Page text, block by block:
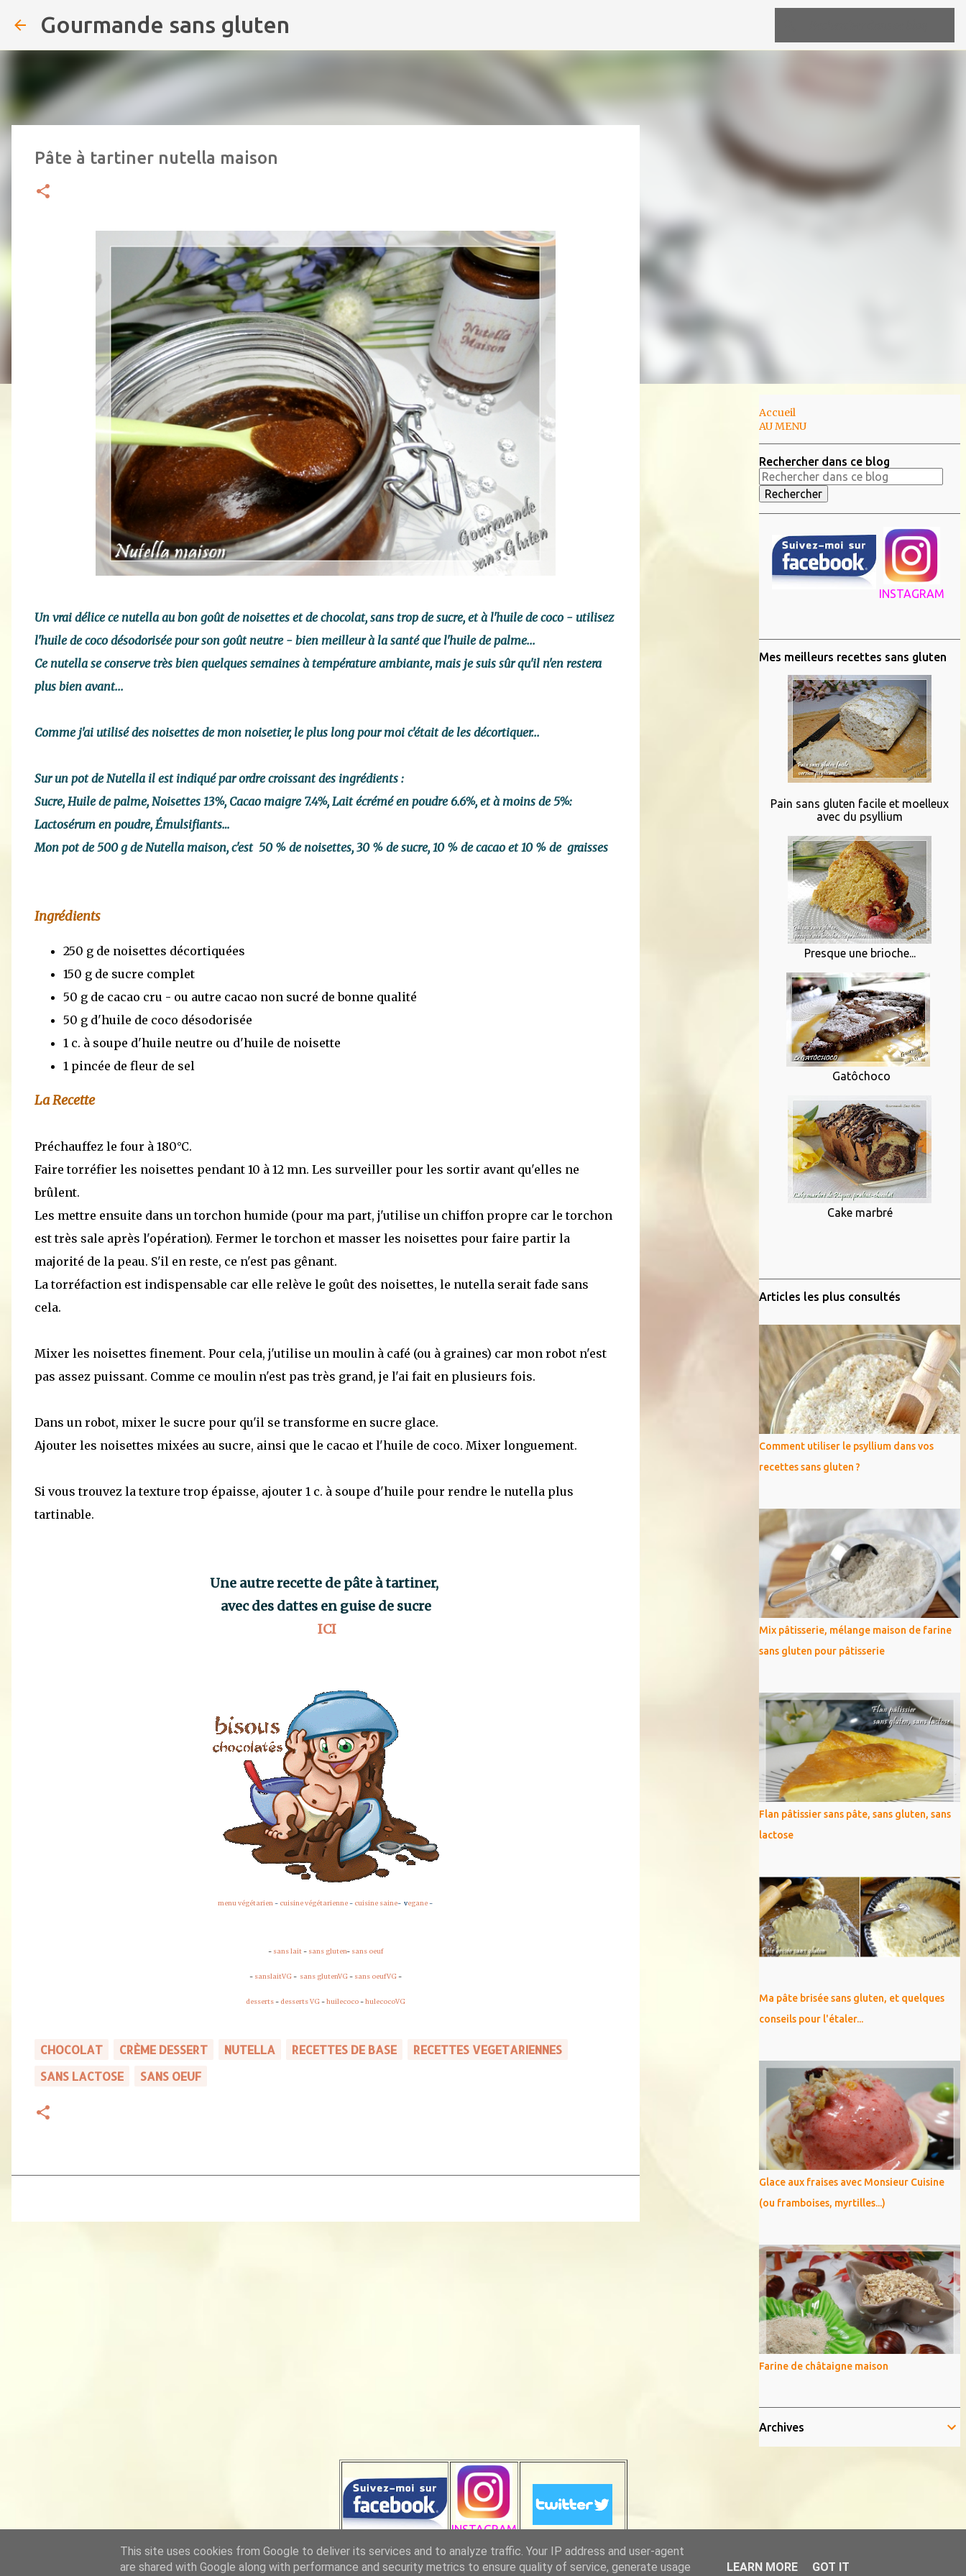
Gourmande sans gluten
Pâte à tartiner nutella maison
Un vrai délice ce nutella au bon goût de noisettes et de chocolat, sans trop de sucre, et à l'huile de coco - utilisez
l'huile de coco désodorisée pour son goût neutre - bien meilleur à la santé que l'huile de palme...
Ce nutella se conserve très bien quelques semaines à température ambiante, mais je suis sûr qu'il n'en restera
plus bien avant...
Comme j'ai utilisé des noisettes de mon noisetier, le plus long pour moi c'était de les décortiquer...
Sur un pot de Nutella il est indiqué par ordre croissant des ingrédients :
Sucre, Huile de palme, Noisettes 13%, Cacao maigre 7.4%, Lait écrémé en poudre 6.6%, et à moins de 5%:
Lactosérum en poudre, Émulsifiants…
Mon pot de 500 g de Nutella maison, c'est 50 % de noisettes, 30 % de sucre, 10 % de cacao et 10 % de graisses
Ingrédients
250 g de noisettes décortiquées
150 g de sucre complet
50 g de cacao cru - ou autre cacao non sucré de bonne qualité
50 g d'huile de coco désodorisée
1 c. à soupe d'huile neutre ou d'huile de noisette
1 pincée de fleur de sel
La Recette
Préchauffez le four à 180°C.
Faire torréfier les noisettes pendant 10 à 12 mn. Les surveiller pour les sortir avant qu'elles ne
brûlent.
Les mettre ensuite dans un torchon humide (pour ma part, j'utilise un chiffon propre car le torchon
est très sale après l'opération). Fermer le torchon et masser les noisettes pour faire partir la
majorité de la peau. S'il en reste, ce n'est pas gênant.
La torréfaction est indispensable car elle relève le goût des noisettes, le nutella serait fade sans
cela.
Mixer les noisettes finement. Pour cela, j'utilise un moulin à café (ou à graines) car mon robot n'est
pas assez puissant. Comme ce moulin n'est pas très grand, je l'ai fait en plusieurs fois.
Dans un robot, mixer le sucre pour qu'il se transforme en sucre glace.
Ajouter les noisettes mixées au sucre, ainsi que le cacao et l'huile de coco. Mixer longuement.
Si vous trouvez la texture trop épaisse, ajouter 1 c. à soupe d'huile pour rendre le nutella plus
tartinable.
Une autre recette de pâte à tartiner,
avec des dattes en guise de sucre
ICI
menu végétarien - cuisine végétarienne- cuisine saine- vegane-
- sans lait- sans gluten- sans oeuf
- sanslaitVG- sans glutenVG- sans oeufVG-
desserts- desserts VG-huilecoco-hulecocoVG
CHOCOLAT CRÈME DESSERT NUTELLA RECETTES DE BASE
RECETTES VEGETARIENNES
SANS LACTOSE
SANS OEUF
Accueil
AU MENU
Rechercher dans ce blog
INSTAGRAM
Mes meilleurs recettes sans gluten
Pain sans gluten facile et moelleux
avec du psyllium
Presque une brioche...
Gatôchoco
Cake marbré
Articles les plus consultés
Comment utiliser le psyllium dans vos
recettes sans gluten ?
Mix pâtisserie, mélange maison de farine
sans gluten pour pâtisserie
Flan pâtissier sans pâte, sans gluten, sans
lactose
Ma pâte brisée sans gluten, et quelques
conseils pour l'étaler...
Glace aux fraises avec Monsieur Cuisine
(ou framboises, myrtilles...)
Farine de châtaigne maison
Archives
INSTAGRAM
This site uses cookies from Google to deliver its services and to analyze traffic. Your IP address and user-agent
are shared with Google along with performance and security metrics to ensure quality of service, generate usage
LEARN MORE GOT IT